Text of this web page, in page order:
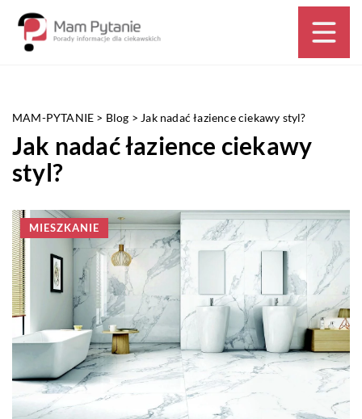
MAM-PYTANIE > Blog > Jak nadać łazience ciekawy styl?
Jak nadać łazience ciekawy
styl?
MIESZKANIE